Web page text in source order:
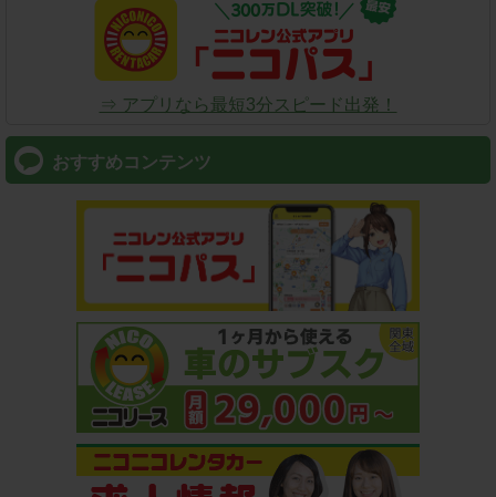
⇒ アプリなら最短3分スピード出発！
おすすめコンテンツ